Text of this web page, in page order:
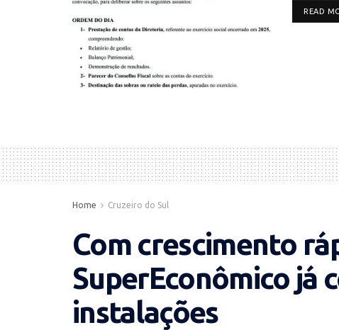
READ
Home Cruzeiro do Sul
Com crescimento
SuperEconômico já
instalações